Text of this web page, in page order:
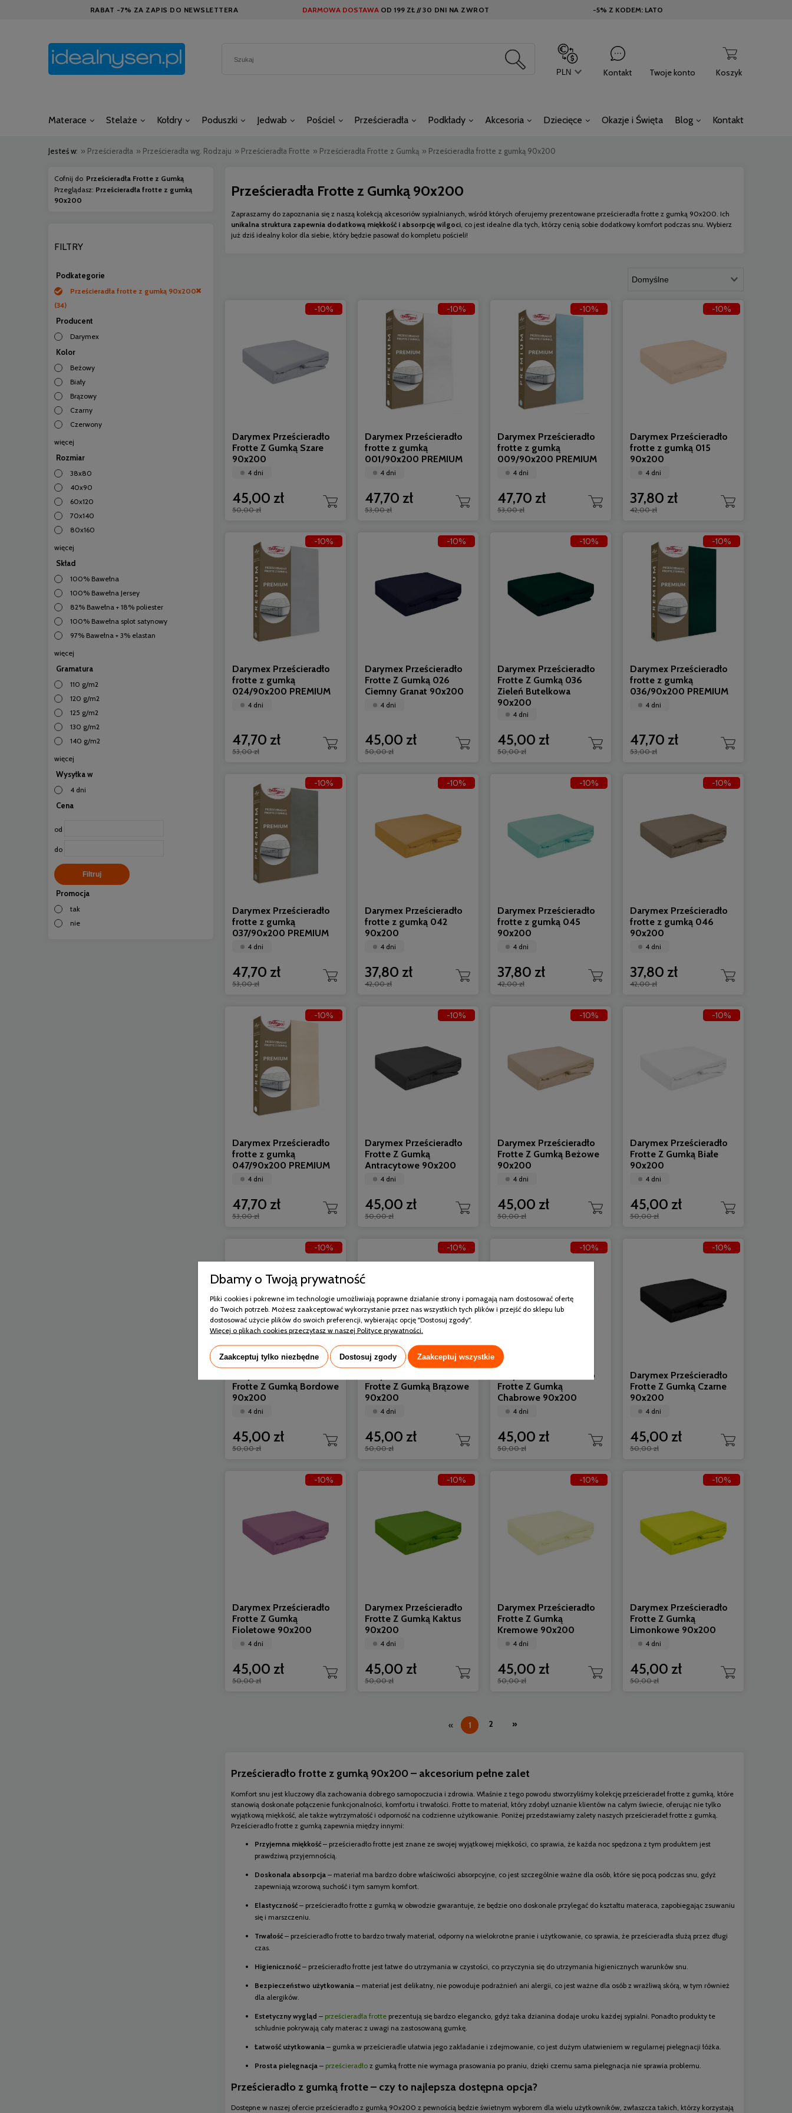
RABAT -7% ZA ZAPIS DO NEWSLETTERA DARMOWA DOSTAWA OD 199 ZŁ //30 DNI NA ZWROT -5% Z KODEM: LATO
Koszyk
Kontakt Twoje konto
Materace Stelaże Kołdry Poduszki Jedwab Pościel Prześcieradła Podkłady Akcesoria Dziecięce Okazje i Święta Blog Kontakt
Jesteś w: » Prześcieradła » Prześcieradła wg. Rodzaju » Prześcieradła Frotte » Prześcieradła Frotte z Gumką » Prześcieradła frotte z gumką 90x200
Cofnij do Prześcieradła Frotte z Gumką
Przeglądasz: Prześcieradła frotte z gumką
90x200
FILTRY
Podkategorie
Prześcieradła frotte z gumką 90x200
(34)
Producent
Darymex
Kolor
Beżowy
Biały
Brązowy
Czarny
Czerwony
więcej
Rozmiar
38x80
40x90
60x120
70x140
80x160
więcej
Skład
100% Bawełna
100% Bawełna Jersey
82% Bawełna + 18% poliester
100% Bawełna splot satynowy
97% Bawełna + 3% elastan
więcej
Gramatura
110 g/m2
120 g/m2
125 g/m2
130 g/m2
140 g/m2
więcej
Wysyłka w
4 dni
Cena
od
do
Filtruj
Promocja
tak
nie
Prześcieradła Frotte z Gumką 90x200
Zapraszamy do zapoznania się z naszą kolekcją akcesoriów sypialnianych, wśród których oferujemy prezentowane prześcieradła frotte z gumką 90x200. Ich
unikalna struktura zapewnia dodatkową miękkość i absorpcję wilgoci, co jest idealne dla tych, którzy cenią sobie dodatkowy komfort podczas snu. Wybierz
już dziś idealny kolor dla siebie, który będzie pasował do kompletu pościeli!
Darymex Prześcieradło
Frotte Z Gumką Szare
90x200
4 dni
45,00 zł
50,00 zł
-10%
Darymex Prześcieradło
frotte z gumką
001/90x200 PREMIUM
4 dni
47,70 zł
53,00 zł
-10%
Darymex Prześcieradło
frotte z gumką
009/90x200 PREMIUM
4 dni
47,70 zł
53,00 zł
-10%
Darymex Prześcieradło
frotte z gumką 015
90x200
4 dni
37,80 zł
42,00 zł
-10%
Darymex Prześcieradło
frotte z gumką
024/90x200 PREMIUM
4 dni
47,70 zł
53,00 zł
-10%
Darymex Prześcieradło
Frotte Z Gumką 026
Ciemny Granat 90x200
4 dni
45,00 zł
50,00 zł
-10%
Darymex Prześcieradło
Frotte Z Gumką 036
Zieleń Butelkowa
90x200
4 dni
45,00 zł
50,00 zł
-10%
Darymex Prześcieradło
frotte z gumką
036/90x200 PREMIUM
4 dni
47,70 zł
53,00 zł
-10%
Darymex Prześcieradło
frotte z gumką
037/90x200 PREMIUM
4 dni
47,70 zł
53,00 zł
-10%
Darymex Prześcieradło
frotte z gumką 042
90x200
4 dni
37,80 zł
42,00 zł
-10%
Darymex Prześcieradło
frotte z gumką 045
90x200
4 dni
37,80 zł
42,00 zł
-10%
Darymex Prześcieradło
frotte z gumką 046
90x200
4 dni
37,80 zł
42,00 zł
-10%
Darymex Prześcieradło
frotte z gumką
047/90x200 PREMIUM
4 dni
47,70 zł
53,00 zł
-10%
Darymex Prześcieradło
Frotte Z Gumką
Antracytowe 90x200
4 dni
45,00 zł
50,00 zł
-10%
Darymex Prześcieradło
Frotte Z Gumką Beżowe
90x200
4 dni
45,00 zł
50,00 zł
-10%
Darymex Prześcieradło
Frotte Z Gumką Białe
90x200
4 dni
45,00 zł
50,00 zł
-10%
Frotte Z Gumką Bordowe
90x200
4 dni
45,00 zł
50,00 zł
-10%
Frotte Z Gumką Brązowe
90x200
4 dni
45,00 zł
50,00 zł
-10%
Darymex Prześcieradło
Frotte Z Gumką
Chabrowe 90x200
4 dni
45,00 zł
50,00 zł
-10%
Darymex Prześcieradło
Frotte Z Gumką Czarne
90x200
4 dni
45,00 zł
50,00 zł
-10%
Darymex Prześcieradło
Frotte Z Gumką
Fioletowe 90x200
4 dni
45,00 zł
50,00 zł
-10%
Darymex Prześcieradło
Frotte Z Gumką Kaktus
90x200
4 dni
45,00 zł
50,00 zł
-10%
Darymex Prześcieradło
Frotte Z Gumką
Kremowe 90x200
4 dni
45,00 zł
50,00 zł
-10%
Darymex Prześcieradło
Frotte Z Gumką
Limonkowe 90x200
4 dni
45,00 zł
50,00 zł
-10%
« 1 2 »
Prześcieradło frotte z gumką 90x200 – akcesorium pełne zalet
Komfort snu jest kluczowy dla zachowania dobrego samopoczucia i zdrowia. Właśnie z tego powodu stworzyliśmy kolekcję prześcieradeł frotte z gumką, które
stanowią doskonałe połączenie funkcjonalności, komfortu i trwałości. Frotte to materiał, który zdobył uznanie klientów na całym świecie, oferując nie tylko
wyjątkową miękkość, ale także wytrzymałość i odporność na codzienne użytkowanie. Poniżej przedstawiamy zalety naszych prześcieradeł frotte z gumką.
Prześcieradło frotte z gumką zapewnia między innymi:
Przyjemna miękkość – prześcieradło frotte jest znane ze swojej wyjątkowej miękkości, co sprawia, że każda noc spędzona z tym produktem jest
prawdziwą przyjemnością.
Doskonała absorpcja – materiał ma bardzo dobre właściwości absorpcyjne, co jest szczególnie ważne dla osób, które się pocą podczas snu, gdyż
zapewniają wzorową suchość i tym samym komfort.
Elastyczność – prześcieradło frotte z gumką w obwodzie gwarantuje, że będzie ono doskonale przylegać do kształtu materaca, zapobiegając zsuwaniu
się i marszczeniu.
Trwałość – prześcieradło frotte to bardzo trwały materiał, odporny na wielokrotne pranie i użytkowanie, co sprawia, że prześcieradła służą przez długi
czas.
Higieniczność – prześcieradło frotte jest łatwe do utrzymania w czystości, co przyczynia się do utrzymania higienicznych warunków snu.
Bezpieczeństwo użytkowania – materiał jest delikatny, nie powoduje podrażnień ani alergii, co jest ważne dla osób z wrażliwą skórą, w tym również
dla alergików.
Estetyczny wygląd – prześcieradła frotte prezentują się bardzo elegancko, gdyż taka dzianina dodaje uroku każdej sypialni. Ponadto produkty te
schludnie pokrywają cały materac z uwagi na zastosowaną gumkę.
Łatwość użytkowania – gumka w prześcieradle ułatwia jego zakładanie i zdejmowanie, co jest dużym ułatwieniem w regularnej pielęgnacji łóżka.
Prosta pielęgnacja – prześcieradło z gumką frotte nie wymaga prasowania po praniu, dzięki czemu sama pielęgnacja nie sprawia problemu.
Prześcieradło z gumką frotte – czy to najlepsza dostępna opcja?
Dostępne w naszej ofercie prześcieradło z gumką 90x200 z pewnością będzie świetnym wyborem dla wielu użytkowników, zwłaszcza takich, którzy korzystają
Dbamy o Twoją prywatność
Pliki cookies i pokrewne im technologie umożliwiają poprawne działanie strony i pomagają nam dostosować ofertę
do Twoich potrzeb. Możesz zaakceptować wykorzystanie przez nas wszystkich tych plików i przejść do sklepu lub
dostosować użycie plików do swoich preferencji, wybierając opcję "Dostosuj zgody".
Więcej o plikach cookies przeczytasz w naszej Polityce prywatności.
Zaakceptuj tylko niezbędne Dostosuj zgody Zaakceptuj wszystkie